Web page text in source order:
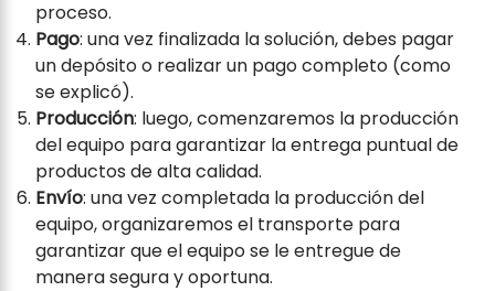
proceso.
Pago: una vez finalizada la solución, debes pagar
un depósito o realizar un pago completo (como
se explicó).
Producción: luego, comenzaremos la producción
del equipo para garantizar la entrega puntual de
productos de alta calidad.
Envío: una vez completada la producción del
equipo, organizaremos el transporte para
garantizar que el equipo se le entregue de
manera segura y oportuna.